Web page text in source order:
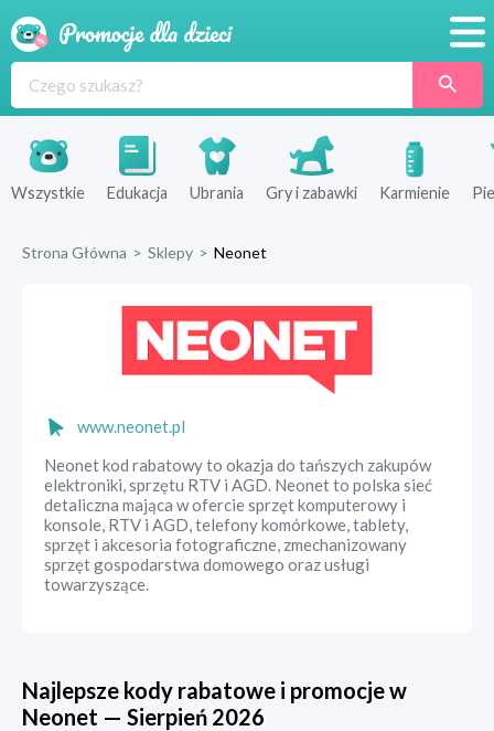
Produkty
Sklepy
Wszystkie Edukacja Ubrania Gry i zabawki Karmienie
Strona Główna > Sklepy > Neonet
www.neonet.pl
Neonet kod rabatowy to okazja do tańszych zakupów
elektroniki, sprzętu RTV i AGD. Neonet to polska sieć
detaliczna mająca w ofercie sprzęt komputerowy i
konsole, RTV i AGD, telefony komórkowe, tablety,
sprzęt i akcesoria fotograficzne, zmechanizowany
sprzęt gospodarstwa domowego oraz usługi
towarzyszące.
Najlepsze kody rabatowe i promocje w
Neonet — Sierpień 2026